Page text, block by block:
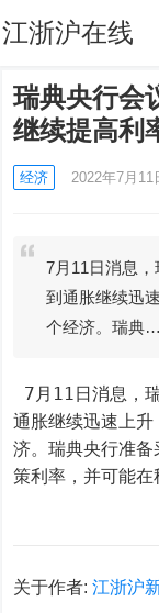
江浙沪在线
瑞典央行会
继续提高利
经济 2022年7月11
7月11日消息
到通胀继续迅
个经济。瑞典…
通胀继续迅速上
济。瑞典央行准
策利率，并可能在
关于作者:江浙沪